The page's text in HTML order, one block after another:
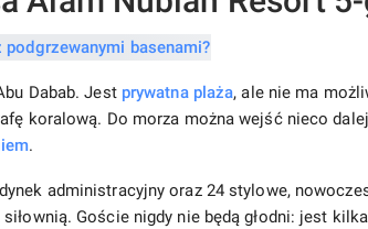
Dabab. Jest prywatna plaża, ale nie ma
koralową. Do morza można wejść nieco
.
administracyjny oraz 24 stylowe,
siłownią. Goście nigdy nie będą głodni: jest